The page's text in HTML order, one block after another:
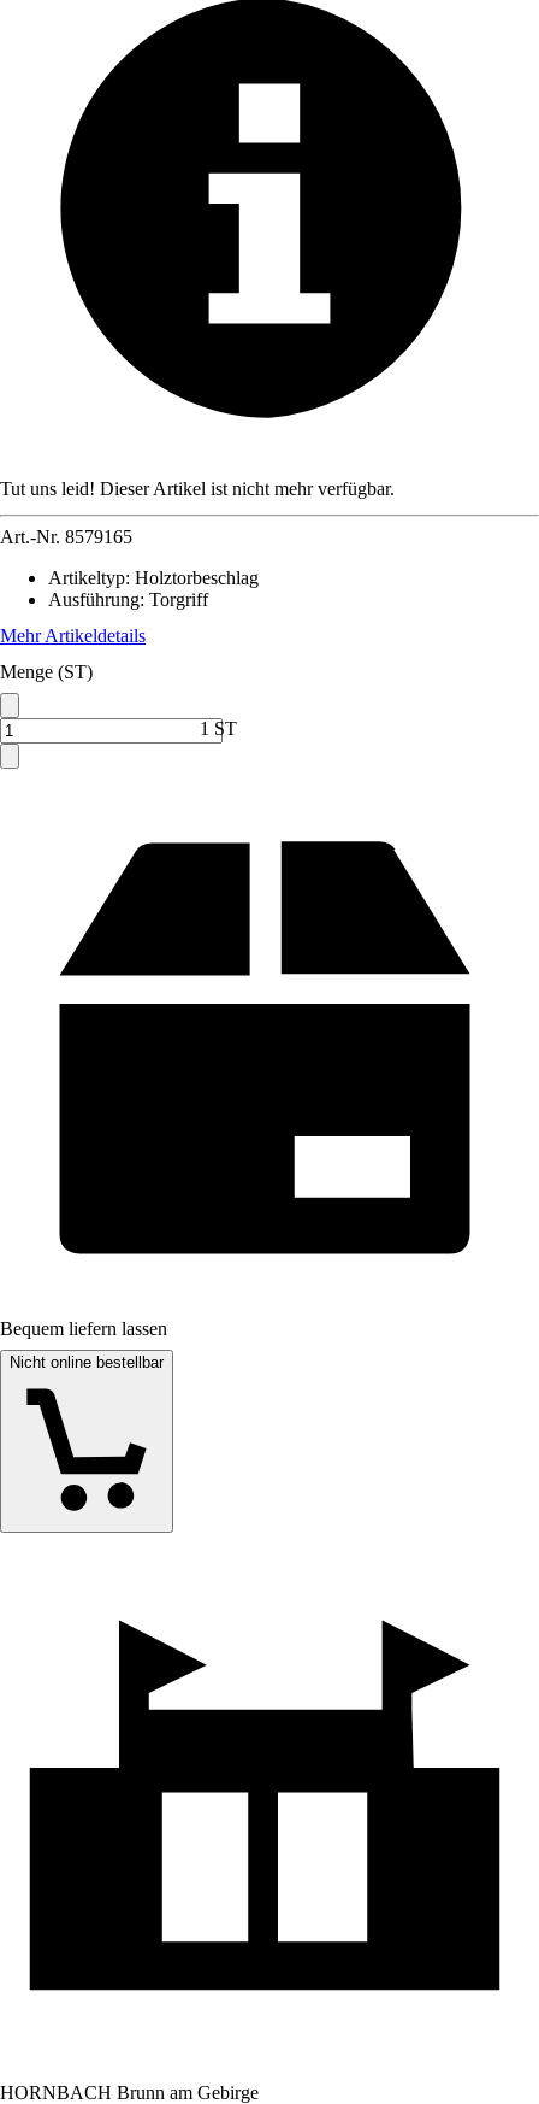
Tut uns leid! Dieser Artikel ist nicht mehr verfügbar.
Art.-Nr. 8579165
Artikeltyp: Holztorbeschlag
Ausführung: Torgriff
Mehr Artikeldetails
Menge (ST)
1 ST
Bequem liefern lassen
Nicht online bestellbar
HORNBACH Brunn am Gebirge